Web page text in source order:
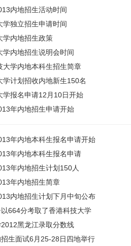
内地招生活动时间
学独立招生申请时间
学内地招生政策
学内地招生说明会时间
大学内地本科生招生简章
学计划招收内地新生150名
学报名申请12月10日开始
年内地招生申请开始
年内地本科生报名申请开始
年内地本科生报名申请
年内地招生计划150人
年内地招生简章
内地招生计划下月中旬公布
664分考取了香港科技大学
黑龙江录取分数线
生面试6月25-28日四地举行